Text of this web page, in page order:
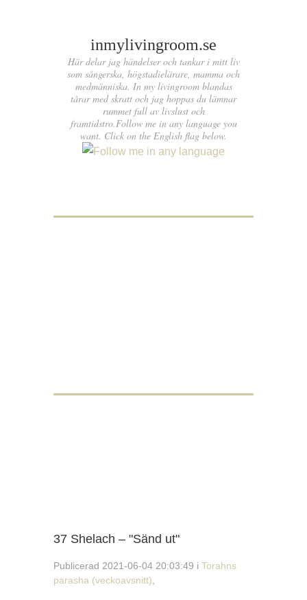
inmylivingroom.se
Här delar jag händelser och tankar i mitt liv
som sångerska, högstadielärare, mamma och
medmänniska. In my livingroom blandas
tårar med skratt och jag hoppas du lämnar
rummet full av livslust och
framtidstro.Follow me in any language you
want. Click on the English flag below.
37 Shelach – "Sänd ut"
Publicerad 2021-06-04 20:03:49 i Torahns
parasha (veckoavsnitt)